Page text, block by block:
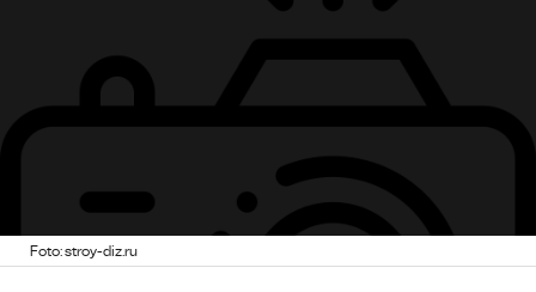
Foto: stroy-diz.ru